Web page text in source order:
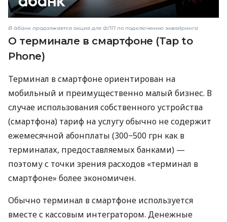
В àбанк продолжается акция для ФЛП по подключению эквайринга
О терминале в смартфоне (Tap to
Phone)
Терминал в смартфоне ориентирован на
мобильный и преимущественно малый бизнес. В
случае использования собственного устройства
(смартфона) тариф на услугу обычно не содержит
ежемесячной абонплаты (300−500 грн как в
терминалах, предоставляемых банками) —
поэтому с точки зрения расходов «терминал в
смартфоне» более экономичен.
Обычно терминал в смартфоне используется
вместе с кассовым интегратором. Денежные